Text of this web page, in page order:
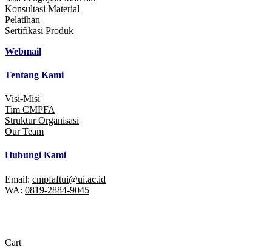
Konsultasi Material
Pelatihan
Sertifikasi Produk
Webmail
Tentang Kami
Visi-Misi
Tim CMPFA
Struktur Organisasi
Our Team
Hubungi Kami
Email: cmpfaftui@ui.ac.id
WA: 0819-2884-9045
Cart